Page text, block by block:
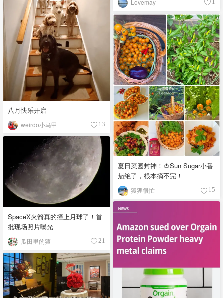
Lovemay 1
八月快乐开启
weirdo小马甲 13
夏日菜园封神！🍅Sun Sugar小番
茄绝了，根本摘不完！
狐狸很忙 15
SpaceX火箭真的撞上月球了！首
批现场照片曝光
瓜田里的猹 21